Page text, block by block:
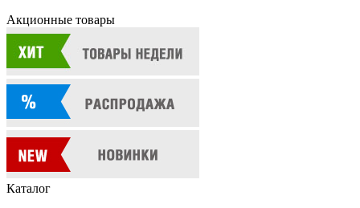
Акционные товары
Каталог